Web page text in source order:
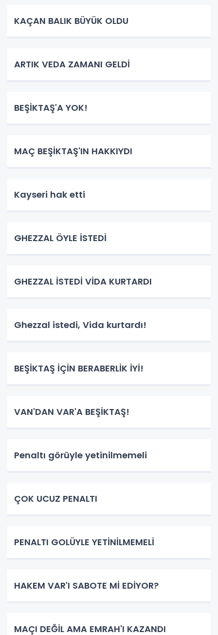
KAÇAN BALIK BÜYÜK OLDU
ARTIK VEDA ZAMANI GELDİ
BEŞİKTAŞ'A YOK!
MAÇ BEŞİKTAŞ'IN HAKKIYDI
Kayseri hak etti
GHEZZAL ÖYLE İSTEDİ
GHEZZAL İSTEDİ VİDA KURTARDI
Ghezzal istedi, Vida kurtardı!
BEŞİKTAŞ İÇİN BERABERLİK İYİ!
VAN'DAN VAR'A BEŞİKTAŞ!
Penaltı görüyle yetinilmemeli
ÇOK UCUZ PENALTI
PENALTI GOLÜYLE YETİNİLMEMELİ
HAKEM VAR'I SABOTE Mİ EDİYOR?
MAÇI DEĞİL AMA EMRAH'I KAZANDI